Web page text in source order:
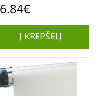
45x200 cm,1 pcs
6.84€
Į KREPŠELĮ